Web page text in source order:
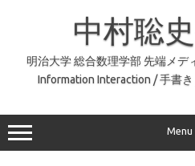
中村聡
明治大学 総合数理学部 先端メデ
Information Interaction / 手書
Menu